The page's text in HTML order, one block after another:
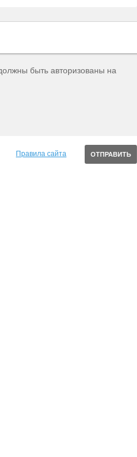
быть авторизованы на
Правила сайта